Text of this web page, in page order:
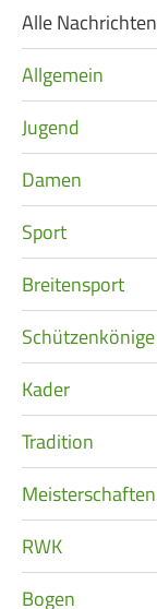
Navigation
überspringen
Alle Nachrichten
Allgemein
Jugend
Damen
Sport
Breitensport
Schützenkönige
Kader
Tradition
Meisterschaften
RWK
Bogen